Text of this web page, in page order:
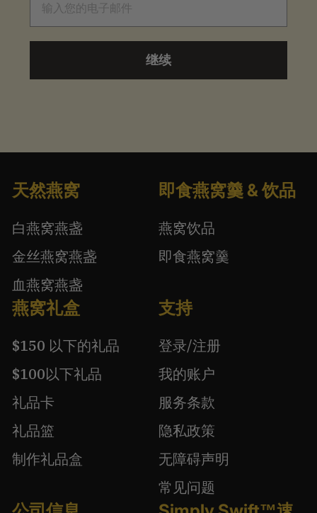
继续
天然燕窝
白燕窝燕盏
金丝燕窝燕盏
血燕窝燕盏
即食燕窝羹 & 饮品
燕窝饮品
即食燕窝羹
燕窝礼盒
$150 以下的礼品
$100以下礼品
礼品卡
礼品篮
制作礼品盒
支持
登录/注册
我的账户
服务条款
隐私政策
无障碍声明
常见问题